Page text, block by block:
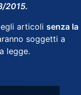
2015.
articoli senza la
soggetti a
legge.